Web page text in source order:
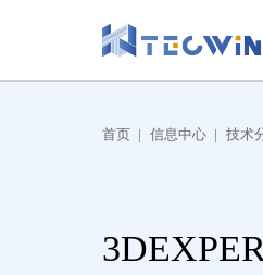
首页 信息中心 技术